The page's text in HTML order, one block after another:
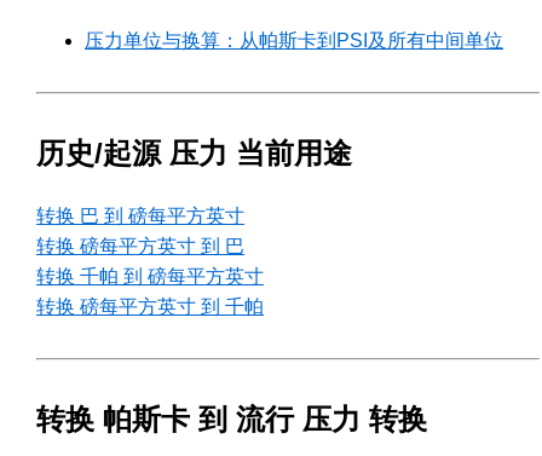
压力单位与换算：从帕斯卡到PSI及所有中间单位
历史/起源 压力 当前用途
转换 巴 到 磅每平方英寸
转换 磅每平方英寸 到 巴
转换 千帕 到 磅每平方英寸
转换 磅每平方英寸 到 千帕
转换 帕斯卡 到 流行 压力 转换